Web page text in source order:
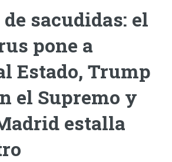
sacudidas: el
pone a
Estado, Trump
el Supremo y
estalla